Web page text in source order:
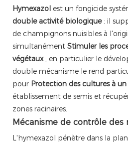
Hymexazol est un fongicide
double activité biologique : il
de champignons nuisibles à
simultanément Stimuler les
végétaux , en particulier le
double mécanisme le rend
pour Protection des cultures à
établissement de semis et
zones racinaires.
Mécanisme de contrôle des
L'hymexazol pénètre dans la